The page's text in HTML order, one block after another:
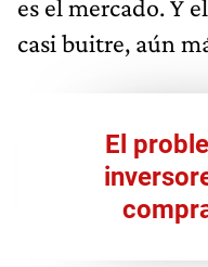
es el mercado. Y
casi buitre, aún
El